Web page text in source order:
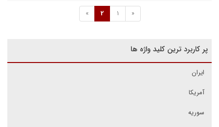
«
1
2
»
پر کاربرد ترین کلید واژه ها
ایران
آمریکا
سوریه